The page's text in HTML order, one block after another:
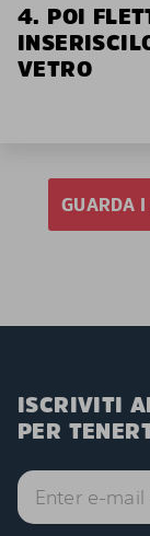
4. POI
VETRO
GUARDA
ISCRIVITI
PER